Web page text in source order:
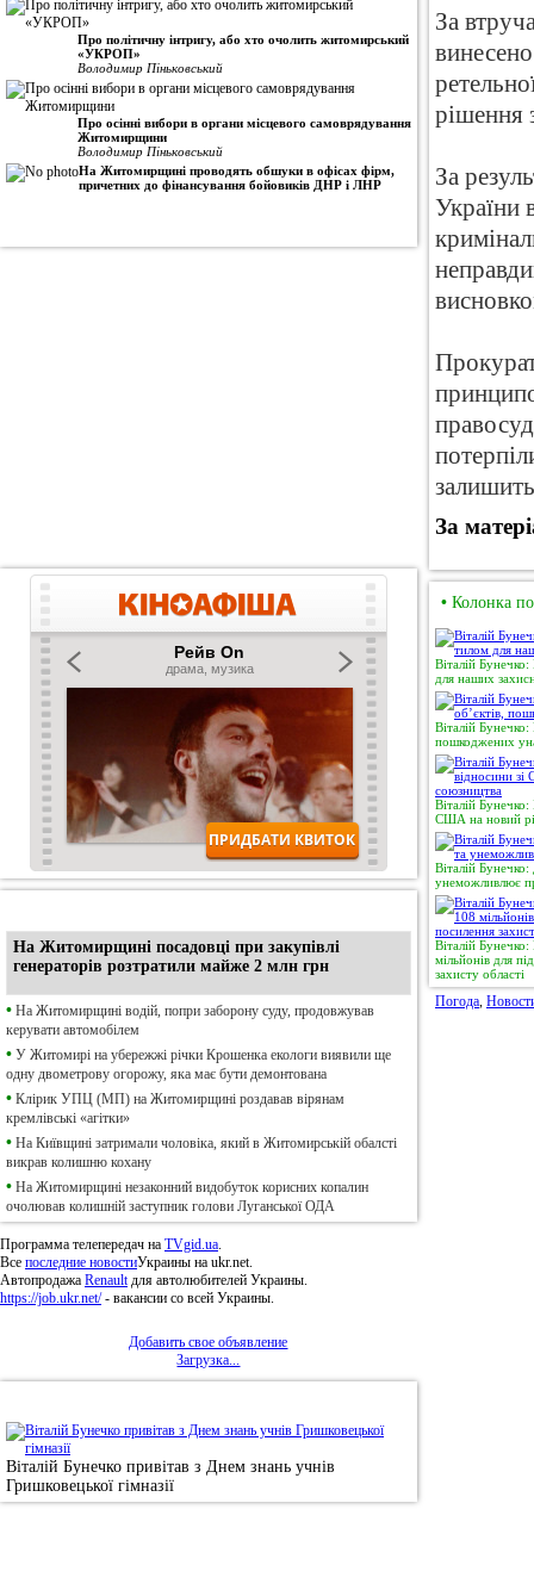
Про політичну інтригу, або хто очолить житомирський
«УКРОП»
Володимир Піньковський
Про осінні вибори в органи місцевого самоврядування
Житомирщини
Володимир Піньковський
На Житомирщині проводять обшуки в офісах фірм,
причетних до фінансування бойовиків ДНР і ЛНР
На Житомирщині посадовці при закупівлі
генераторів розтратили майже 2 млн грн
• На Житомирщині водій, попри заборону суду, продовжував
керувати автомобілем
• У Житомирі на убережжі річки Крошенка екологи виявили ще
одну двометрову огорожу, яка має бути демонтована
• Клірик УПЦ (МП) на Житомирщині роздавав вірянам
кремлівські «агітки»
• На Київщині затримали чоловіка, який в Житомирській обалсті
викрав колишню кохану
• На Житомирщині незаконний видобуток корисних копалин
очолював колишній заступник голови Луганської ОДА
Программа телепередач на TVgid.ua.
Все последние новостиУкраины на ukr.net.
Автопродажа Renaultдля автолюбителей Украины.
https://job.ukr.net/- вакансии со всей Украины.
Добавить свое объявление
Загрузка...
Віталій Бунечко привітав з Днем знань учнів
Гришковецької гімназії
За
рішення
За
України
За
• Колонка
Віталій
для наших
Віталій
пошкоджених
Віталій
США на новий
Віталій
унеможливлює
Віталій
мільйонів для
захисту області
Погода,